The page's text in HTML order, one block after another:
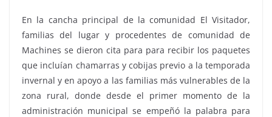
En la cancha principal de la comunidad El Visitador,
familias del lugar y procedentes de comunidad de
Machines se dieron cita para para recibir los paquetes
que incluían chamarras y cobijas previo a la temporada
invernal y en apoyo a las familias más vulnerables de la
zona rural, donde desde el primer momento de la
administración municipal se empeñó la palabra para